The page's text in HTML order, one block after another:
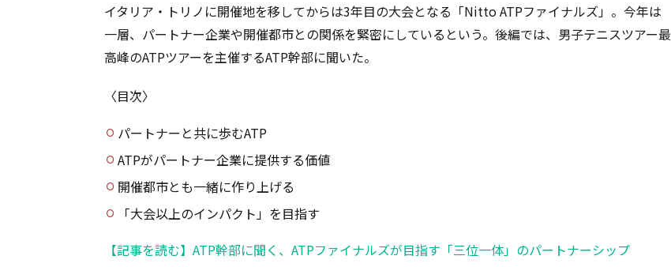
イタリア・トリノに開催地を移してからは3年目の大会となる「Nitto ATPファイナルズ」。今年は
一層、パートナー企業や開催都市との関係を緊密にしているという。後編では、男子テニスツアー最
高峰のATPツアーを主催するATP幹部に聞いた。
〈目次〉
パートナーと共に歩むATP
ATPがパートナー企業に提供する価値
開催都市とも一緒に作り上げる
「大会以上のインパクト」を目指す
【記事を読む】ATP幹部に聞く、ATPファイナルズが目指す「三位一体」のパートナーシップ